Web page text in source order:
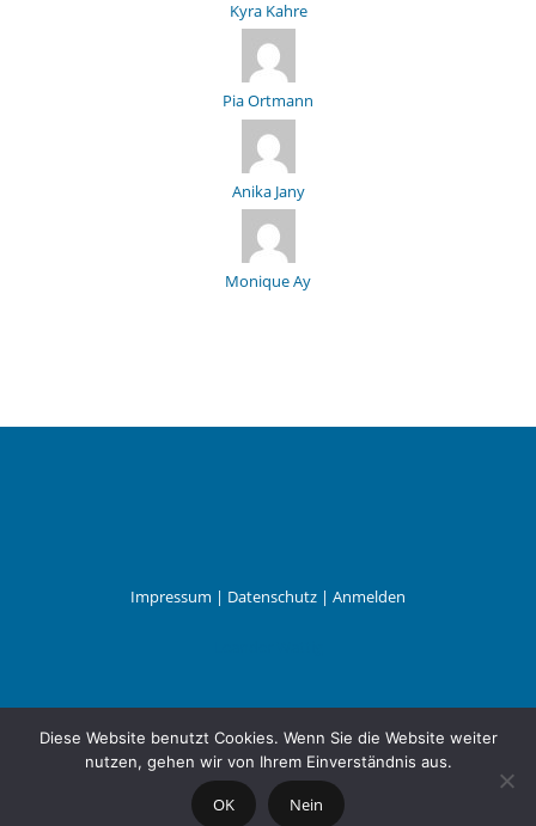
Kyra Kahre
Pia Ortmann
Anika Jany
Monique Ay
Impressum | Datenschutz | Anmelden
Diese Website benutzt Cookies. Wenn Sie die Website weiter
nutzen, gehen wir von Ihrem Einverständnis aus.
OK Nein